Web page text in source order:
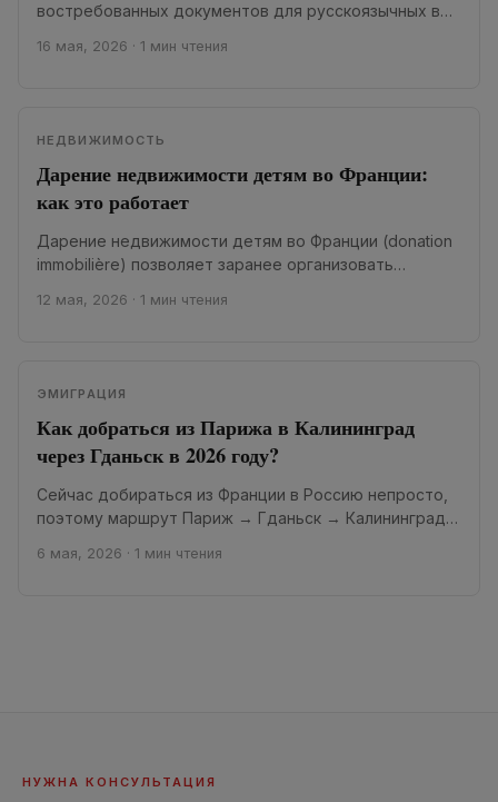
востребованных документов для русскоязычных во
16 мая, 2026 · 1 мин чтения
НЕДВИЖИМОСТЬ
Дарение недвижимости детям во Франции:
как это работает
Дарение недвижимости детям во Франции (donation
immobilière) позволяет заранее организовать
снизить налоги и избежать...
12 мая, 2026 · 1 мин чтения
ЭМИГРАЦИЯ
Как добраться из Парижа в Калининград
через Гданьск в 2026 году?
Сейчас добираться из Франции в Россию непросто,
поэтому маршрут Париж → Гданьск → Калининград
6 мая, 2026 · 1 мин чтения
НУЖНА КОНСУЛЬТАЦИЯ